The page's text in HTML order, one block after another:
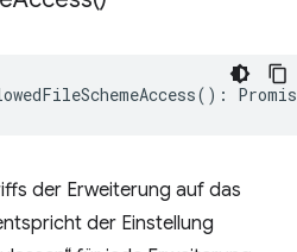
() :
der Erweiterung auf das
der Einstellung